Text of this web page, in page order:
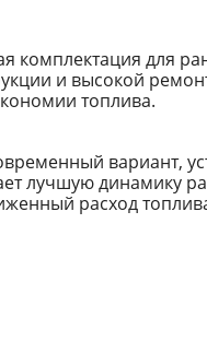
комплектация для
и высокой
топлива.
вариант,
лучшую динамику
расход